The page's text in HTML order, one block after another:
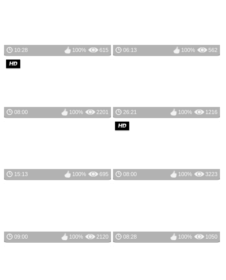
10:28 615
100% 06:13 562
100%
08:00 2201
100% 26:21 1216
100%
15:13 695
100% 08:00 3223
100%
09:00 2120
100% 08:28 1050
100%